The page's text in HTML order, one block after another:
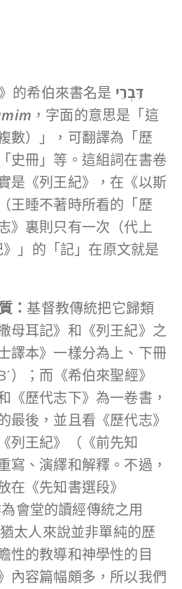
的希伯來書名是 דִּבְרֵי
，字面的意思是「這
數）」，可翻譯為「歷
史冊」等。這組詞在書卷
是《列王紀》，在《以斯
王睡不著時所看的「歷
》裏則只有一次（代上
」的「記」在原文就是
： 基督教傳統把它歸類
母耳記》和《列王紀》之
譯本》一樣分為上、下冊
）；而《希伯來聖經》
《歷代志下》為一卷書，
最後，並且看《歷代志》
列王紀》（《前先知
寫、演繹和解釋。不過，
在《先知書選段》
會堂的讀經傳統之用
太人來說並非單純的歷
性的教導和神學性的目
內容篇幅頗多，所以我們